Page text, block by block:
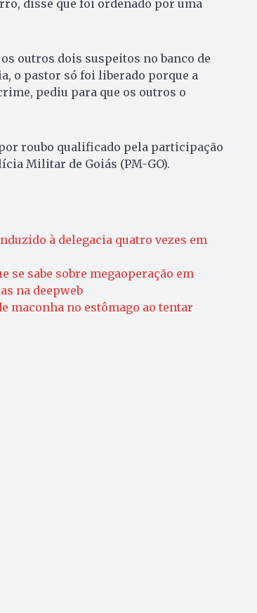
disse que foi ordenado por uma
outros dois suspeitos no banco de
o pastor só foi liberado porque a
pediu para que os outros o
roubo qualificado pela participação
Militar de Goiás (PM-GO).
à delegacia quatro vezes em
se sabe sobre megaoperação em
na deepweb
maconha no estômago ao tentar